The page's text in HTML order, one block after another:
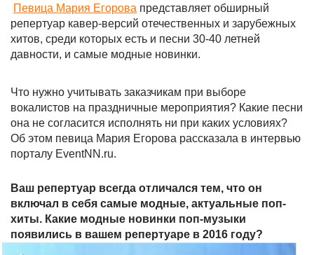
Певица Мария Егорова представляет обширный
репертуар кавер-версий отечественных и зарубежных
хитов, среди которых есть и песни 30-40 летней
давности, и самые модные новинки.
Что нужно учитывать заказчикам при выборе
вокалистов на праздничные мероприятия? Какие песни
она не согласится исполнять ни при каких условиях?
Об этом певица Мария Егорова рассказала в интервью
порталу EventNN.ru.
Ваш репертуар всегда отличался тем, что он
включал в себя самые модные, актуальные поп-
хиты. Какие модные новинки поп-музыки
появились в вашем репертуаре в 2016 году?